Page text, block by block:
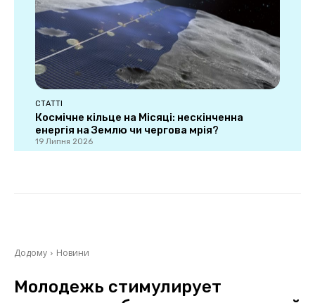
СТАТТІ
Космічне кільце на Місяці: нескінченна
енергія на Землю чи чергова мрія?
19 Липня 2026